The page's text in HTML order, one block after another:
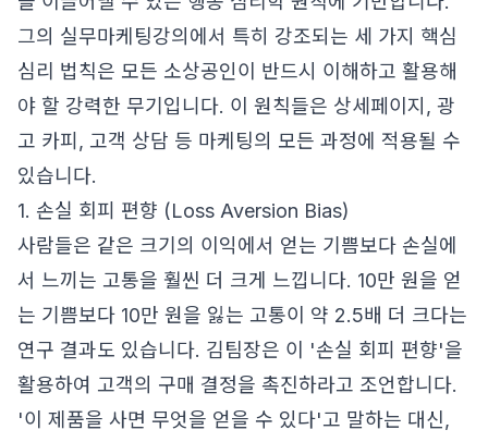
그의 실무마케팅강의에서 특히 강조되는 세 가지 핵심
심리 법칙은 모든 소상공인이 반드시 이해하고 활용해
야 할 강력한 무기입니다. 이 원칙들은 상세페이지, 광
고 카피, 고객 상담 등 마케팅의 모든 과정에 적용될 수
있습니다.
1. 손실 회피 편향 (Loss Aversion Bias)
사람들은 같은 크기의 이익에서 얻는 기쁨보다 손실에
서 느끼는 고통을 훨씬 더 크게 느낍니다. 10만 원을 얻
는 기쁨보다 10만 원을 잃는 고통이 약 2.5배 더 크다는
연구 결과도 있습니다. 김팀장은 이 '손실 회피 편향'을
활용하여 고객의 구매 결정을 촉진하라고 조언합니다.
'이 제품을 사면 무엇을 얻을 수 있다'고 말하는 대신,